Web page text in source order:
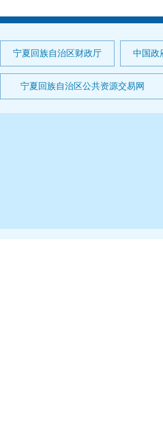
宁夏回族自治区财政厅 中国政
宁夏回族自治区公共资源交易网